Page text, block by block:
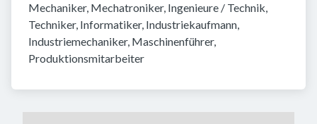
Mechaniker, Mechatroniker, Ingenieure / Technik,
Techniker, Informatiker, Industriekaufmann,
Industriemechaniker, Maschinenführer,
Produktionsmitarbeiter